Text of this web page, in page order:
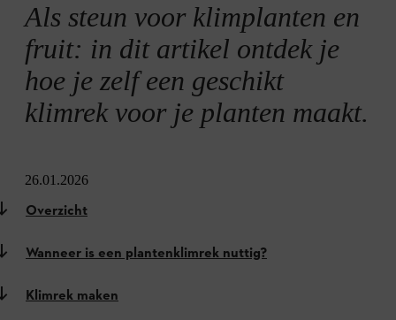
Als steun voor klimplanten en
fruit: in dit artikel ontdek je
hoe je zelf een geschikt
klimrek voor je planten maakt.
26.01.2026
Overzicht
Wanneer is een plantenklimrek nuttig?
Klimrek maken